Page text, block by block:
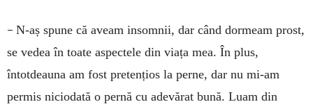
– N-aș spune că aveam insomnii, dar când dormeam prost,
se vedea în toate aspectele din viața mea. În plus,
întotdeauna am fost pretențios la perne, dar nu mi-am
permis niciodată o pernă cu adevărat bună. Luam din